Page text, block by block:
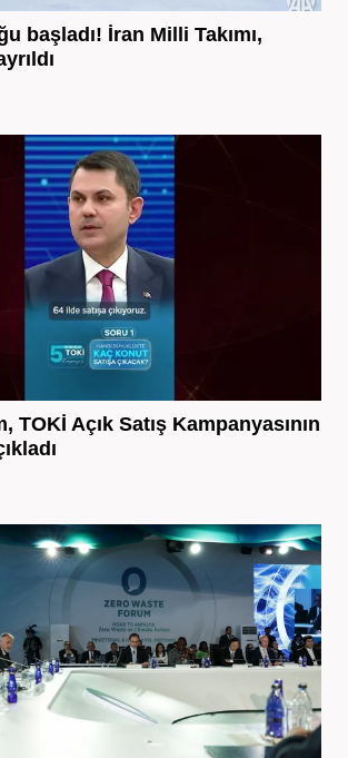
başladı! İran Milli Takımı,
TOKİ Açık Satış Kampanyasının